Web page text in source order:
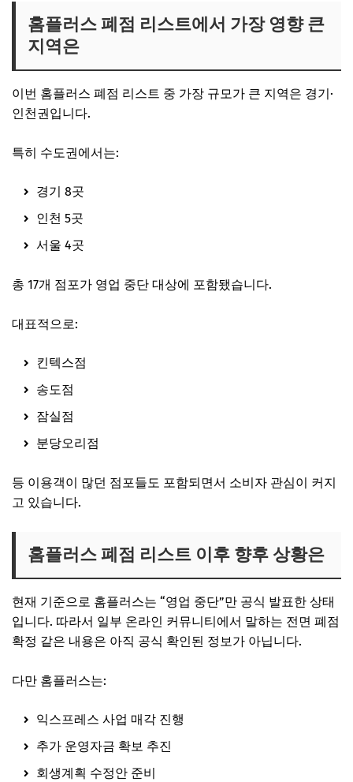
홈플러스 폐점 리스트에서 가장 영향 큰
지역은
이번 홈플러스 폐점 리스트 중 가장 규모가 큰 지역은 경기·
인천권입니다.
특히 수도권에서는:
경기 8곳
인천 5곳
서울 4곳
총 17개 점포가 영업 중단 대상에 포함됐습니다.
대표적으로:
킨텍스점
송도점
잠실점
분당오리점
등 이용객이 많던 점포들도 포함되면서 소비자 관심이 커지
고 있습니다.
홈플러스 폐점 리스트 이후 향후 상황은
현재 기준으로 홈플러스는 “영업 중단”만 공식 발표한 상태
입니다. 따라서 일부 온라인 커뮤니티에서 말하는 전면 폐점
확정 같은 내용은 아직 공식 확인된 정보가 아닙니다.
다만 홈플러스는:
익스프레스 사업 매각 진행
추가 운영자금 확보 추진
회생계획 수정안 준비